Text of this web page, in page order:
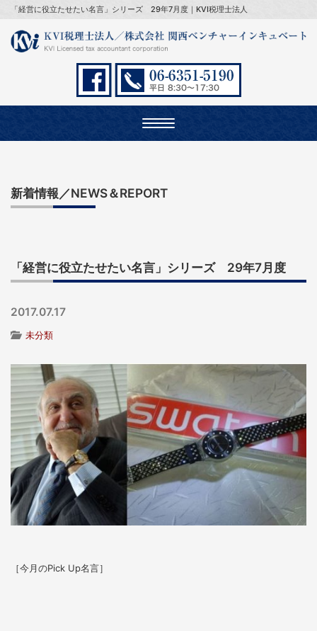
「経営に役立たせたい名言」シリーズ 29年7月度｜KVI税理士法人
Toggle
navigation
新着情報／NEWS＆REPORT
「経営に役立たせたい名言」シリーズ 29年7月度
2017.07.17
未分類
［今月のPick Up名言］